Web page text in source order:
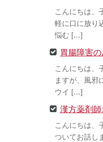
こんにちは、
軽に口に放り
悩む […]
胃腸障害
こんにちは、
ますが、風邪
ウイ […]
漢方薬剤
こんにちは、
ついてお話し